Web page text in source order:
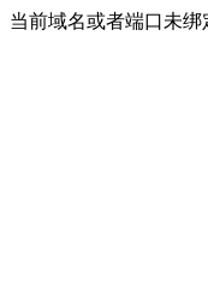
当前域名或者端口未